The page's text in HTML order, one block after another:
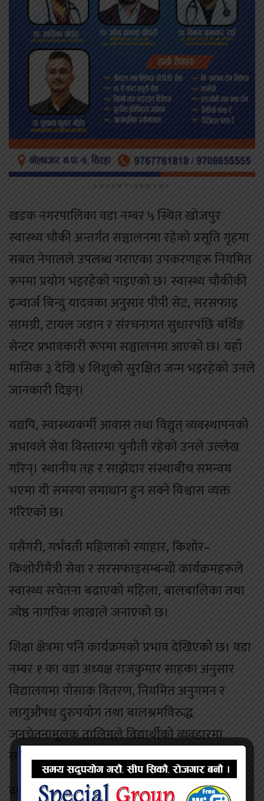
ADVERTISEMENT
खडक नगरपालिका वडा नम्बर ५ स्थित खोजपुर
स्वास्थ्य चौकी अन्तर्गत सञ्चालनमा रहेको प्रसूति गृहमा
सबल नेपालले उपलब्ध गराएका उपकरणहरू नियमित
रूपमा प्रयोग भइरहेको पाइएको छ। स्वास्थ्य चौकीकी
इन्चार्ज बिन्दु यादवका अनुसार पीपी सेट, सरसफाइ
सामग्री, टायल जडान र संरचनागत सुधारपछि बर्थिङ
सेन्टर प्रभावकारी रूपमा सञ्चालनमा आएको छ। यहाँ
मासिक ३ देखि ४ शिशुको सुरक्षित जन्म भइरहेको उनले
जानकारी दिइन्।
यद्यपि, स्वास्थ्यकर्मी आवास तथा विद्युत् व्यवस्थापनको
अभावले सेवा विस्तारमा चुनौती रहेको उनले उल्लेख
गरिन्। स्थानीय तह र साझेदार संस्थाबीच समन्वय
भएमा यी समस्या समाधान हुन सक्ने विश्वास व्यक्त
गरिएको छ।
यसैगरी, गर्भवती महिलाको स्याहार, किशोर–
किशोरीमैत्री सेवा र सरसफाइसम्बन्धी कार्यक्रमहरूले
स्वास्थ्य सचेतना बढाएको महिला, बालबालिका तथा
ज्येष्ठ नागरिक शाखाले जनाएको छ।
शिक्षा क्षेत्रमा पनि कार्यक्रमको प्रभाव देखिएको छ। वडा
नम्बर १ का वडा अध्यक्ष राजकुमार साहका अनुसार
विद्यालयमा पोसाक वितरण, नियमित अनुगमन र
लागुऔषध दुरुपयोग तथा बालश्रमविरुद्ध
जनचेतनामूलक तालिमले विद्यार्थीको व्यवहारमा
सकारात्मक परिवर्तन देखिएको छ।
वडा नम्बर ४ र ५ का विद्यालयहरूमा मर्मतसम्भार,